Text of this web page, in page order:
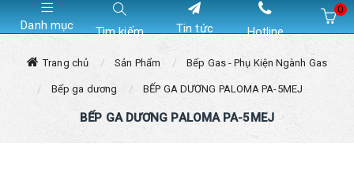
Danh mục Tìm kiếm Tin tức Hotline
0
Trang chủ Sản Phẩm Bếp Gas - Phụ Kiện Ngành Gas
Bếp ga dương BẾP GA DƯƠNG PALOMA PA-5MEJ
BẾP GA DƯƠNG PALOMA PA-5MEJ